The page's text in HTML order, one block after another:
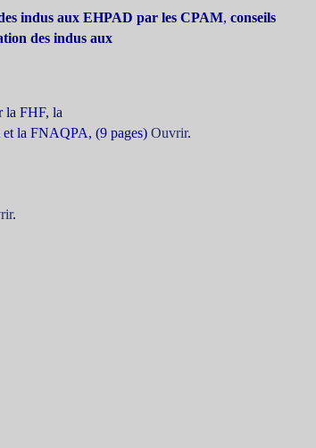
indus aux EHPAD par les CPAM,conseils
des indus aux
la FHF, la
la FNAQPA, (9 pages)Ouvrir.
.